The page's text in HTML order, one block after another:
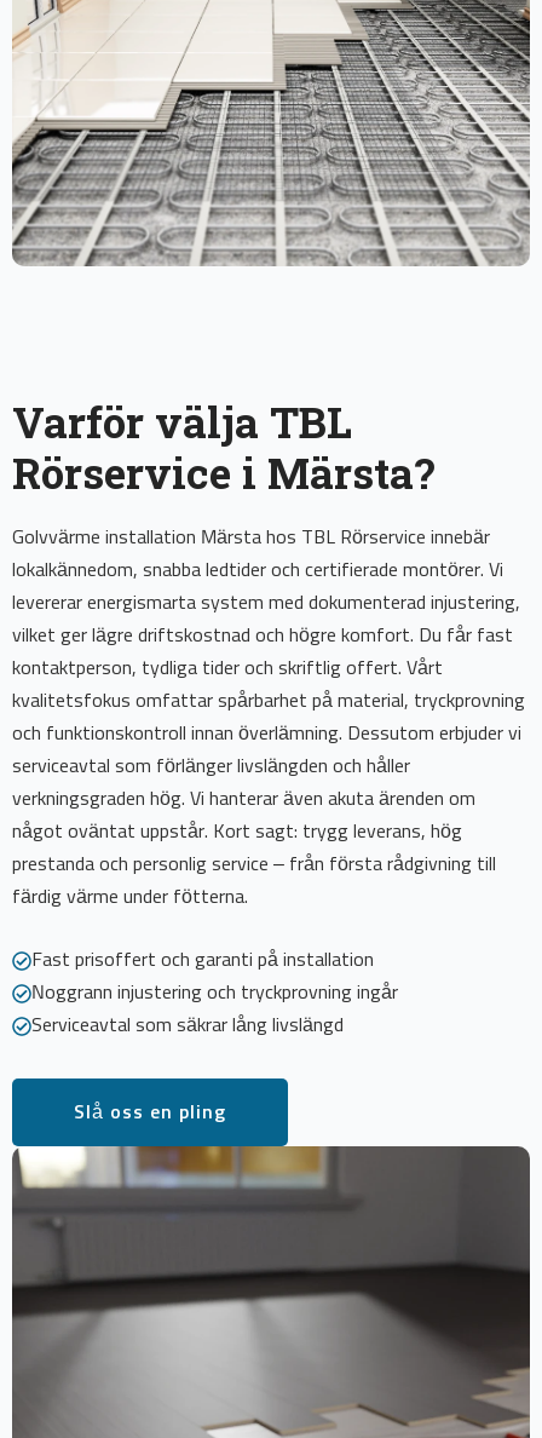
Varför välja TBL
Rörservice i Märsta?
Golvvärme installation Märsta hos TBL Rörservice innebär
lokalkännedom, snabba ledtider och certifierade montörer. Vi
levererar energismarta system med dokumenterad injustering,
vilket ger lägre driftskostnad och högre komfort. Du får fast
kontaktperson, tydliga tider och skriftlig offert. Vårt
kvalitetsfokus omfattar spårbarhet på material, tryckprovning
och funktionskontroll innan överlämning. Dessutom erbjuder vi
serviceavtal som förlänger livslängden och håller
verkningsgraden hög. Vi hanterar även akuta ärenden om
något oväntat uppstår. Kort sagt: trygg leverans, hög
prestanda och personlig service – från första rådgivning till
färdig värme under fötterna.
Fast prisoffert och garanti på installation
Noggrann injustering och tryckprovning ingår
Serviceavtal som säkrar lång livslängd
Slå oss en pling